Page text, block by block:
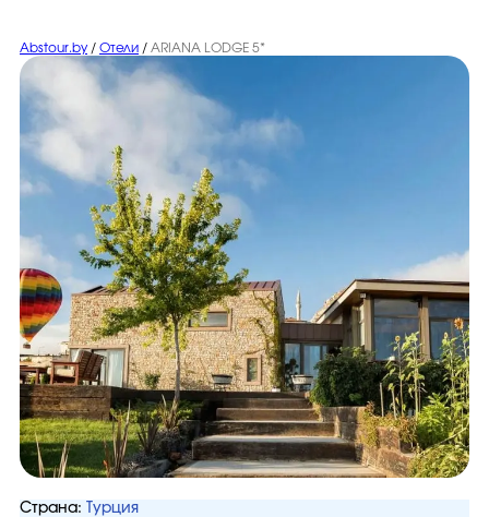
Abstour.by / Отели / ARIANA LODGE 5*
Страна:
Турция